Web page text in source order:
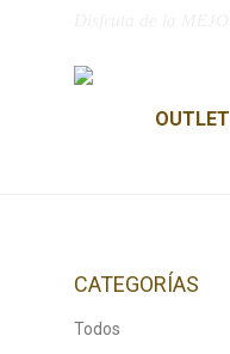
OUTLET
CATEGORÍAS
Todos